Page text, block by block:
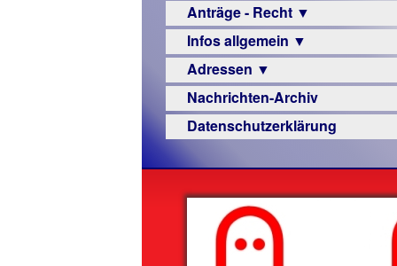
Veranstaltungsprogramme
Anträge - Recht ▼
Archiv
Urteile
Infos allgemein ▼
Sehbehinderung
Frühförderung
Schule
–
Beruf
Senioren
Hilfsmittel
Adressen ▼
Augenoptiker
Berufsbildungswerke
Hörbüchereien
Reha-
Nachrichten-Archiv
Datenschutzerklärung